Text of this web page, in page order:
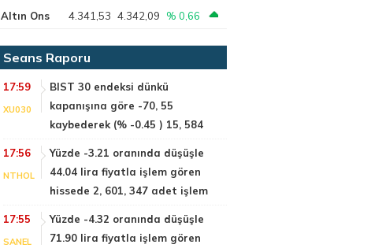
Altın Ons
4.341,53 4.342,09 % 0,66
Seans Raporu
17:59
XU030
BIST 30 endeksi dünkü
kapanışına göre -70, 55
kaybederek (% -0.45 ) 15, 584
17:56
NTHOL
Yüzde -3.21 oranında düşüşle
44.04 lira fiyatla işlem gören
hissede 2, 601, 347 adet işlem
17:55
SANEL
Yüzde -4.32 oranında düşüşle
71.90 lira fiyatla işlem gören